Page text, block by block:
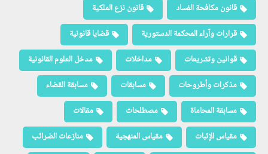
قانون مكافحة الفساد
قانون نزع الملكية
قرارات وآراء المحكمة الدستورية
قضايا قانونية
قوانين وتشريعات
مداخلات
مدخل العلوم القانونية
مذكرات وأطروحات
مسابقات
مسابقة القضاء
مسابقة المحاماة
مصطلحات
مقالات
مقياس الإثبات
مقياس المنهجية
منازعات الضرائب